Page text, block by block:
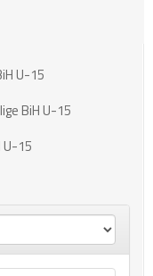
U-15
BiH U-15
U-15